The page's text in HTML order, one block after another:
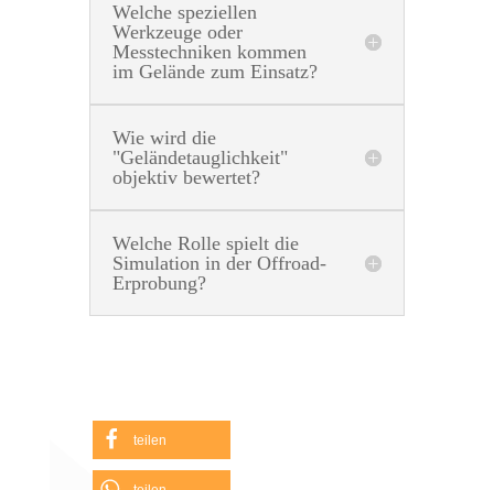
Welche speziellen
Werkzeuge oder
Messtechniken kommen
im Gelände zum Einsatz?
Wie wird die
"Geländetauglichkeit"
objektiv bewertet?
Welche Rolle spielt die
Simulation in der Offroad-
Erprobung?
teilen